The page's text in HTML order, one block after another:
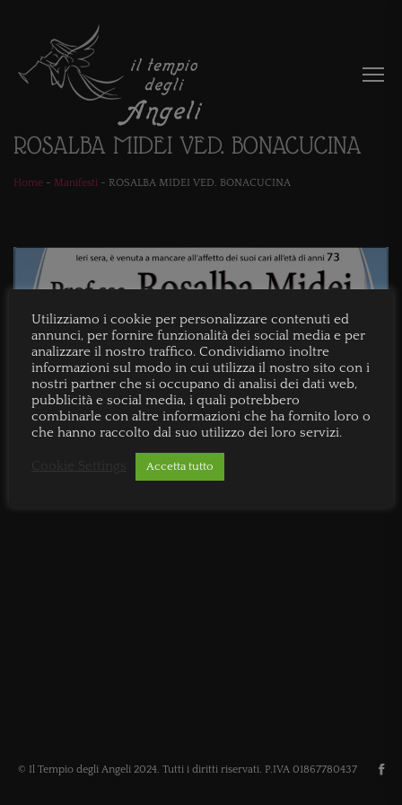
ROSALBA MIDEI VED. BONACUCINA
Home - Manifesti - ROSALBA MIDEI VED. BONACUCINA
© Il Tempio degli Angeli 2024. Tutti i diritti riservati. P.IVA 01867780437
Utilizziamo i cookie per personalizzare contenuti ed
annunci, per fornire funzionalità dei social media e per
analizzare il nostro traffico. Condividiamo inoltre
informazioni sul modo in cui utilizza il nostro sito con i
nostri partner che si occupano di analisi dei dati web,
pubblicità e social media, i quali potrebbero
combinarle con altre informazioni che ha fornito loro o
che hanno raccolto dal suo utilizzo dei loro servizi.
Accetta tutto